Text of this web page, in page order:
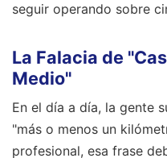
seguir operando sobre
La Falacia de
Medio"
En el día a día, la gente
"más o menos un
profesional, esa frase